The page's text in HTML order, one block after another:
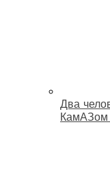
Два
КамАЗом